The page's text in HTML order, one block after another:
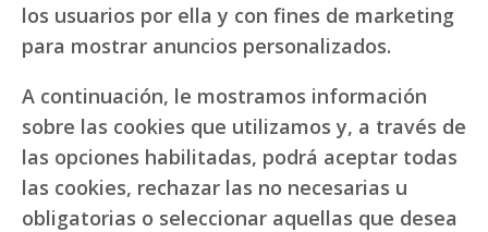
los usuarios por ella y con fines de marketing
para mostrar anuncios personalizados.
A continuación, le mostramos información
sobre las cookies que utilizamos y, a través de
las opciones habilitadas, podrá aceptar todas
las cookies, rechazar las no necesarias u
obligatorias o seleccionar aquellas que desea